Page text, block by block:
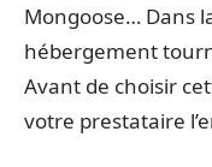
Mongoose… Dans
hébergement
Avant de choisir
votre prestataire